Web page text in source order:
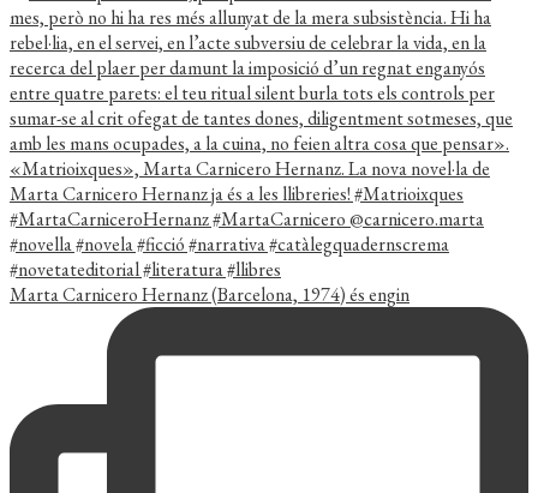
Marta Carnicero Hernanz (Barcelona, 1974) és engin